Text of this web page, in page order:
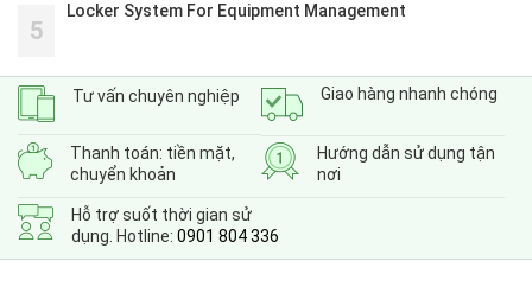
5
Locker System For Equipment Management
Tư vấn chuyên nghiệp Giao hàng nhanh chóng
Thanh toán: tiền mặt,
chuyển khoản
Hướng dẫn sử dụng tận
nơi
Hỗ trợ suốt thời gian sử
dụng. Hotline: 0901 804 336